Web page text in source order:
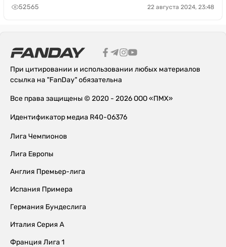
52565 22 августа 2024, 23:48
При цитировании и использовании любых материалов
ссылка на "FanDay" обязательна
Все права защищены © 2020 - 2026 ООО «ПМХ»
Идентификатор медиа R40-06376
Лига Чемпионов
Лига Европы
Англия Премьер-лига
Испания Примера
Германия Бундеслига
Италия Серия А
Франция Лига 1